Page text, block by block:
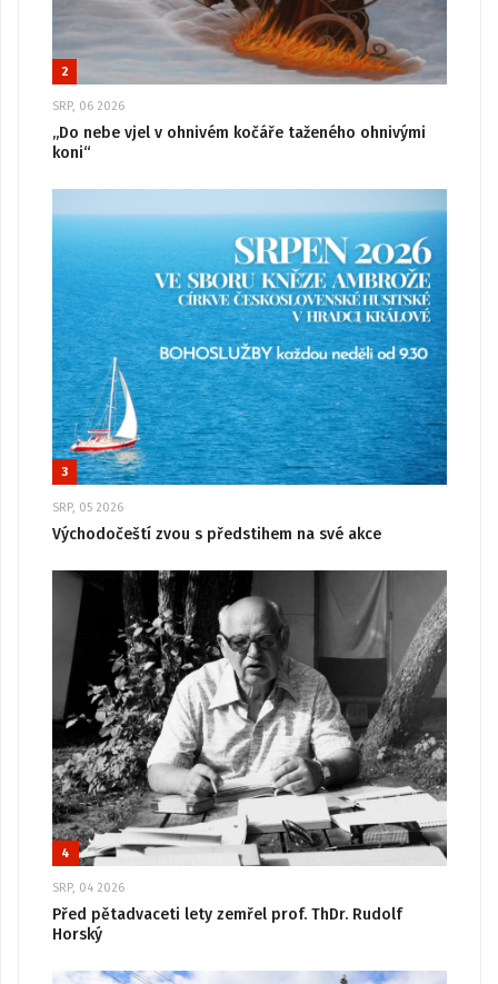
2
SRP, 06 2026
„Do nebe vjel v ohnivém kočáře taženého ohnivými
koni“
3
SRP, 05 2026
Východočeští zvou s předstihem na své akce
4
SRP, 04 2026
Před pětadvaceti lety zemřel prof. ThDr. Rudolf
Horský